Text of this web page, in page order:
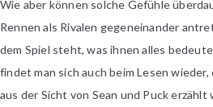
Wie aber können solche Gefühle
Rennen als Rivalen gegeneinander
dem Spiel steht, was ihnen alles
findet man sich auch beim Lesen wieder,
aus der Sicht von Sean und Puck erzählt